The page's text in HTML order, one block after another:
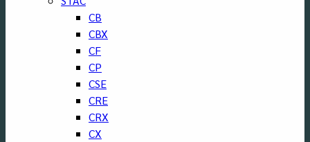
CB
CBX
CF
CP
CSE
CRE
CRX
CX